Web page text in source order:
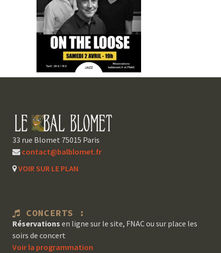
33 rue Blomet 75015 Paris
contact@balblomet.fr
VOIR SUR LE PLAN
CONCERTS :
Réservations en ligne sur le site, FNAC ou sur place les
soirs de concert
Voir la programmation